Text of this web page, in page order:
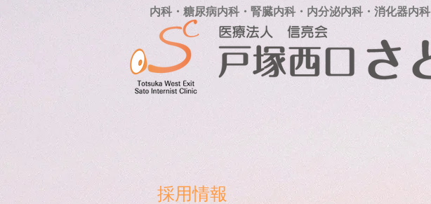
内科・糖尿病内科・腎臓内科・内分泌内科・消化器内科
採用情報